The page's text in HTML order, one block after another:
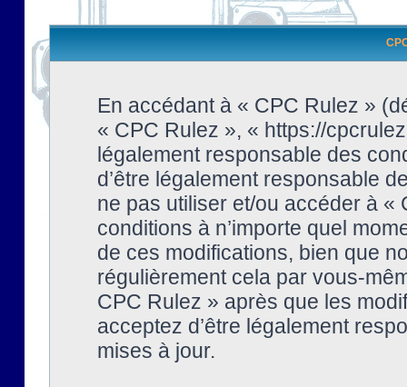
En accédant à « CPC Rulez »
« CPC Rulez », « https://
légalement responsable des
d’être légalement responsable
ne pas utiliser et/ou accéder à
conditions à n’importe quel
de ces modifications, bien que
régulièrement cela par vous-
CPC Rulez » après que les
acceptez d’être légalement
mises à jour.